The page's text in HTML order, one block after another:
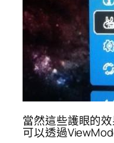
當然這些護眼的
可以透過